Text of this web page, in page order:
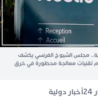
أخبار دولية
مجلس الشيوخ الفرنسي يكشف
تقنيات معالجة محظورة في خرق